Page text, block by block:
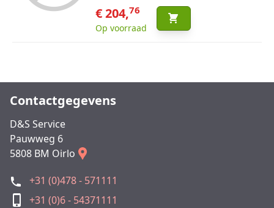
€ 204,76
Op voorraad
Contactgegevens
D&S Service
Pauwweg 6
5808 BM Oirlo
+31 (0)478 - 571111
+31 (0)6 - 54371111